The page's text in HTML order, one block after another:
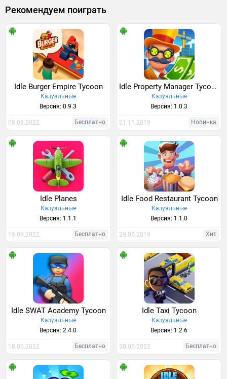
Рекомендуем поиграть
Idle Burger Empire Tycoon
Казуальные
Версия: 0.9.3
08.09.2022 Бесплатно
Idle Property Manager Tycoon
Казуальные
Версия: 1.0.3
21.11.2019 Новинка
Idle Planes
Казуальные
Версия: 1.1.1
19.09.2022 Бесплатно
Idle Food Restaurant Tycoon
Казуальные
Версия: 1.1.0
29.05.2019 Хит
Idle SWAT Academy Tycoon
Казуальные
Версия: 2.4.0
18.06.2022 Бесплатно
Idle Taxi Tycoon
Казуальные
Версия: 1.2.6
30.05.2022 Бесплатно